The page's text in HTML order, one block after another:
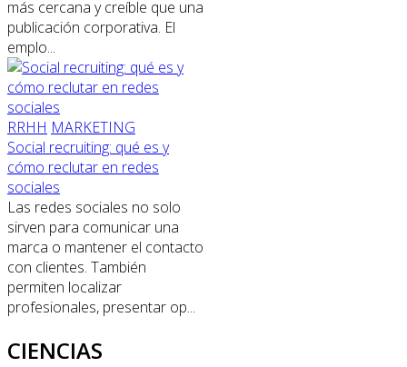
más cercana y creíble que una
publicación corporativa. El
emplo...
RRHH MARKETING
Social recruiting: qué es y
cómo reclutar en redes
sociales
Las redes sociales no solo
sirven para comunicar una
marca o mantener el contacto
con clientes. También
permiten localizar
profesionales, presentar op...
CIENCIAS